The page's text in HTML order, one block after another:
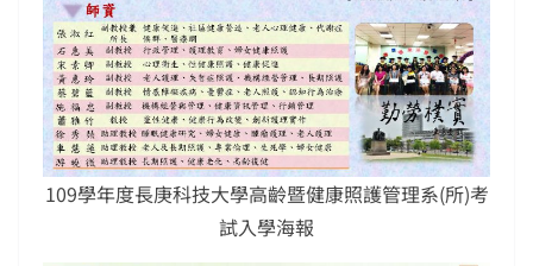
109學年度長庚科技大學高齡暨健康照護管理系(所)考
試入學海報